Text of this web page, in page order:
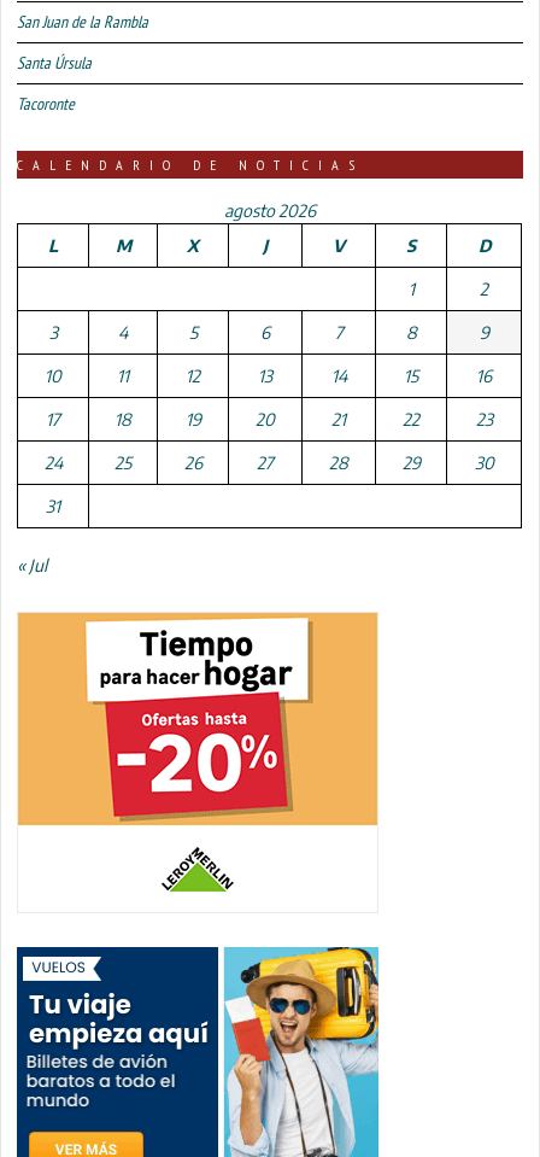
San Juan de la Rambla
Santa Úrsula
Tacoronte
CALENDARIO DE NOTICIAS
agosto 2026
L
M X J V S D
1 2
3 4 5 6 7 8 9
10 11 12 13 14 15 16
17 18 19 20 21 22 23
24 25 26 27 28 29 30
31
« Jul